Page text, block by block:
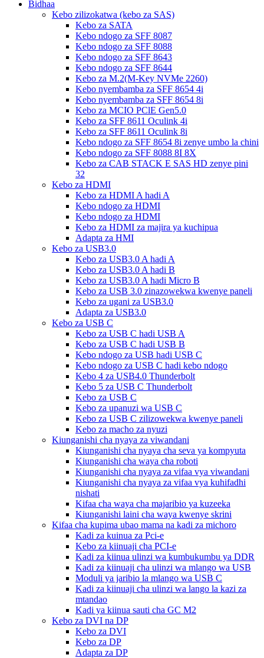
Bidhaa
Kebo zilizokatwa (kebo za SAS)
Kebo za SATA
Kebo ndogo za SFF 8087
Kebo ndogo za SFF 8088
Kebo ndogo za SFF 8643
Kebo ndogo za SFF 8644
Kebo za M.2(M-Key NVMe 2260)
Kebo nyembamba za SFF 8654 4i
Kebo nyembamba za SFF 8654 8i
Kebo za MCIO PClE Gen5.0
Kebo za SFF 8611 Oculink 4i
Kebo za SFF 8611 Oculink 8i
Kebo ndogo za SFF 8654 8i zenye umbo la chini
Kebo ndogo za SFF 8088 8I 8X
Kebo za CAB STACK E SAS HD zenye pini
32
Kebo za HDMI
Kebo za HDMI A hadi A
Kebo ndogo za HDMI
Kebo ndogo za HDMI
Kebo za HDMI za majira ya kuchipua
Adapta za HMI
Kebo za USB3.0
Kebo za USB3.0 A hadi A
Kebo za USB3.0 A hadi B
Kebo za USB3.0 A hadi Micro B
Kebo za USB 3.0 zinazowekwa kwenye paneli
Kebo za ugani za USB3.0
Adapta za USB3.0
Kebo za USB C
Kebo za USB C hadi USB A
Kebo za USB C hadi USB B
Kebo ndogo za USB hadi USB C
Kebo ndogo za USB C hadi kebo ndogo
Kebo 4 za USB4.0 Thunderbolt
Kebo 5 za USB C Thunderbolt
Kebo za USB C
Kebo za upanuzi wa USB C
Kebo za USB C zilizowekwa kwenye paneli
Kebo za macho za nyuzi
Kiunganishi cha nyaya za viwandani
Kiunganishi cha nyaya cha seva ya kompyuta
Kiunganishi cha waya cha roboti
Kiunganishi cha nyaya za vifaa vya viwandani
Kiunganishi cha nyaya za vifaa vya kuhifadhi
nishati
Kifaa cha waya cha majaribio ya kuzeeka
Kiunganishi laini cha waya kwenye skrini
Kifaa cha kupima ubao mama na kadi za michoro
Kadi za kuinua za Pci-e
Kebo za kiinuaji cha PCI-e
Kadi za kiinua ulinzi wa kumbukumbu ya DDR
Kadi za kiinuaji cha ulinzi wa mlango wa USB
Moduli ya jaribio la mlango wa USB C
Kadi za kiinuaji cha ulinzi wa lango la kazi za
mtandao
Kadi ya kiinua sauti cha GC M2
Kebo za DVI na DP
Kebo za DVI
Kebo za DP
Adapta za DP